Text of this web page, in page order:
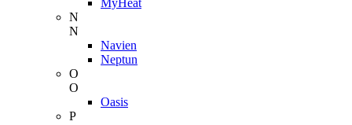
MyHeat
N
N
Navien
Neptun
O
O
Oasis
P